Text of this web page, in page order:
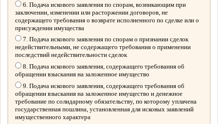
6. Подача искового заявления по спорам, возникающим при
заключении, изменении или расторжении договоров, не
содержащего требования о возврате исполненного по сделке или о
присуждении имущества
7. Подача искового заявления по спорам о признании сделок
недействительными, не содержащего требования о применении
последствий недействительности сделок
8. Подача искового заявления, содержащего требования об
обращении взыскания на заложенное имущество
9. Подача искового заявления, содержащего требования об
обращении взыскания на заложенное имущество и денежное
требование по солидарному обязательству, по которому уплачена
государственная пошлина, установленная для исковых заявлений
имущественного характера